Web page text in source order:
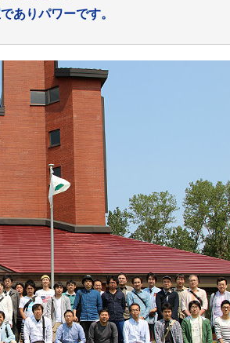
ありパワーです。